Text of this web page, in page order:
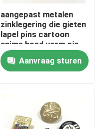
aangepast metalen
zinklegering die gieten
lapel pins cartoon
anime hond vorm pin
zacht hard glazuur
aangepast pin badge
Aanvraag sturen